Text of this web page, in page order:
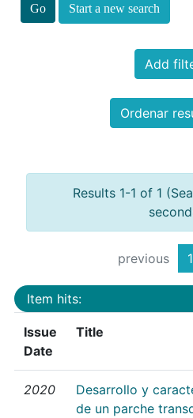
Start a new search
Add
Ordenar
Results 1-1 of 1
previous 1
Item hits:
Issue
Date
Title
2020
Desarrollo y
de un parche